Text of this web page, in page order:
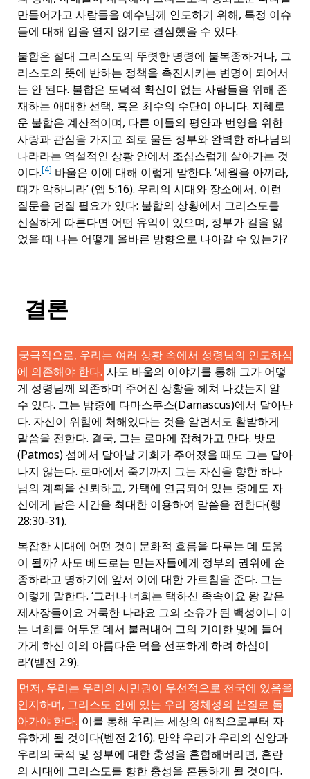
만들어가고 사람들을 예수님께 인도하기 위해, 특정 이슈
들에 대해 입을 열지 않기로 결심했을 수 있다.
불합은 절대 그리스도의 뚜렷한 명령에 불복종하거나, 그
리스도의 뜻에 반하는 정책을 촉진시키는 변명이 되어서
는 안 된다. 불합은 도덕적 확신이 없는 사람들을 위해 존
재하는 애매한 선택, 혹은 최수의 수단이 아니다. 지혜로
운 불합은 계산적이며, 다른 이들의 평안과 번영을 위한
사랑과 관심을 가지고 죄로 물든 정부와 완벽한 하나님의
나라라는 역설적인 상황 안에서 조심스럽게 살아가는 것
이다.[4] 바울은 이에 대해 이렇게 말한다. ‘세월을 아끼라,
때가 악하니라’ (엡 5:16). 우리의 시대와 장소에서, 이런
질문을 던질 필요가 있다: 불합의 상황에서 그리스도를
신실하게 따른다면 어떤 유익이 있으며, 정부가 길을 잃
었을 때 나는 어떻게 올바른 방향으로 나아갈 수 있는가?
결론
궁극적으로, 우리는 여러 상황 속에서 성령님의 인도하심
에 의존해야 한다. 사도 바울의 이야기를 통해 그가 어떻
게 성령님께 의존하며 주어진 상황을 헤쳐 나갔는지 알
수 있다. 그는 밤중에 다마스쿠스(Damascus)에서 달아난
다. 자신이 위험에 처해있다는 것을 알면서도 활발하게
말씀을 전한다. 결국, 그는 로마에 잡혀가고 만다. 밧모
(Patmos) 섬에서 달아날 기회가 주어졌을 때도 그는 달아
나지 않는다. 로마에서 죽기까지 그는 자신을 향한 하나
님의 계획을 신뢰하고, 가택에 연금되어 있는 중에도 자
신에게 남은 시간을 최대한 이용하여 말씀을 전한다(행
28:30-31).
복잡한 시대에 어떤 것이 문화적 흐름을 다루는 데 도움
이 될까? 사도 베드로는 믿는자들에게 정부의 권위에 순
종하라고 명하기에 앞서 이에 대한 가르침을 준다. 그는
이렇게 말한다. ‘그러나 너희는 택하신 족속이요 왕 같은
제사장들이요 거룩한 나라요 그의 소유가 된 백성이니 이
는 너희를 어두운 데서 불러내어 그의 기이한 빛에 들어
가게 하신 이의 아름다운 덕을 선포하게 하려 하심이
라’(벧전 2:9).
먼저, 우리는 우리의 시민권이 우선적으로 천국에 있음을
인지하며, 그리스도 안에 있는 우리 정체성의 본질로 돌
아가야 한다. 이를 통해 우리는 세상의 애착으로부터 자
유하게 될 것이다(벧전 2:16). 만약 우리가 우리의 신앙과
우리의 국적 및 정부에 대한 충성을 혼합해버리면, 혼란
의 시대에 그리스도를 향한 충성을 혼동하게 될 것이다.